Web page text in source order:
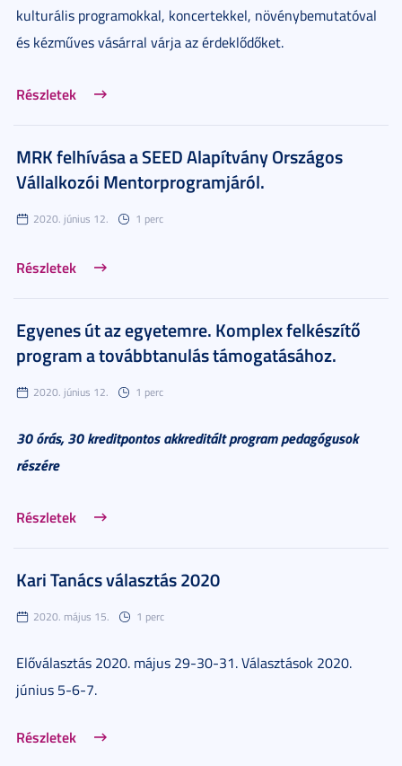
kulturális programokkal, koncertekkel, növénybemutatóval
és kézműves vásárral várja az érdeklődőket.
Részletek
MRK felhívása a SEED Alapítvány Országos
Vállalkozói Mentorprogramjáról.
2020. június 12. 1 perc
Részletek
Egyenes út az egyetemre. Komplex felkészítő
program a továbbtanulás támogatásához.
2020. június 12. 1 perc
30 órás, 30 kreditpontos akkreditált program pedagógusok
részére
Részletek
Kari Tanács választás 2020
2020. május 15. 1 perc
Előválasztás 2020. május 29-30-31. Választások 2020.
június 5-6-7.
Részletek